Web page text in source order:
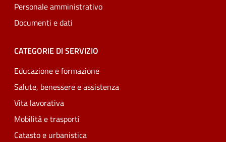
Personale amministrativo
Documenti e dati
CATEGORIE DI SERVIZIO
Educazione e formazione
Salute, benessere e assistenza
Vita lavorativa
Mobilità e trasporti
Catasto e urbanistica